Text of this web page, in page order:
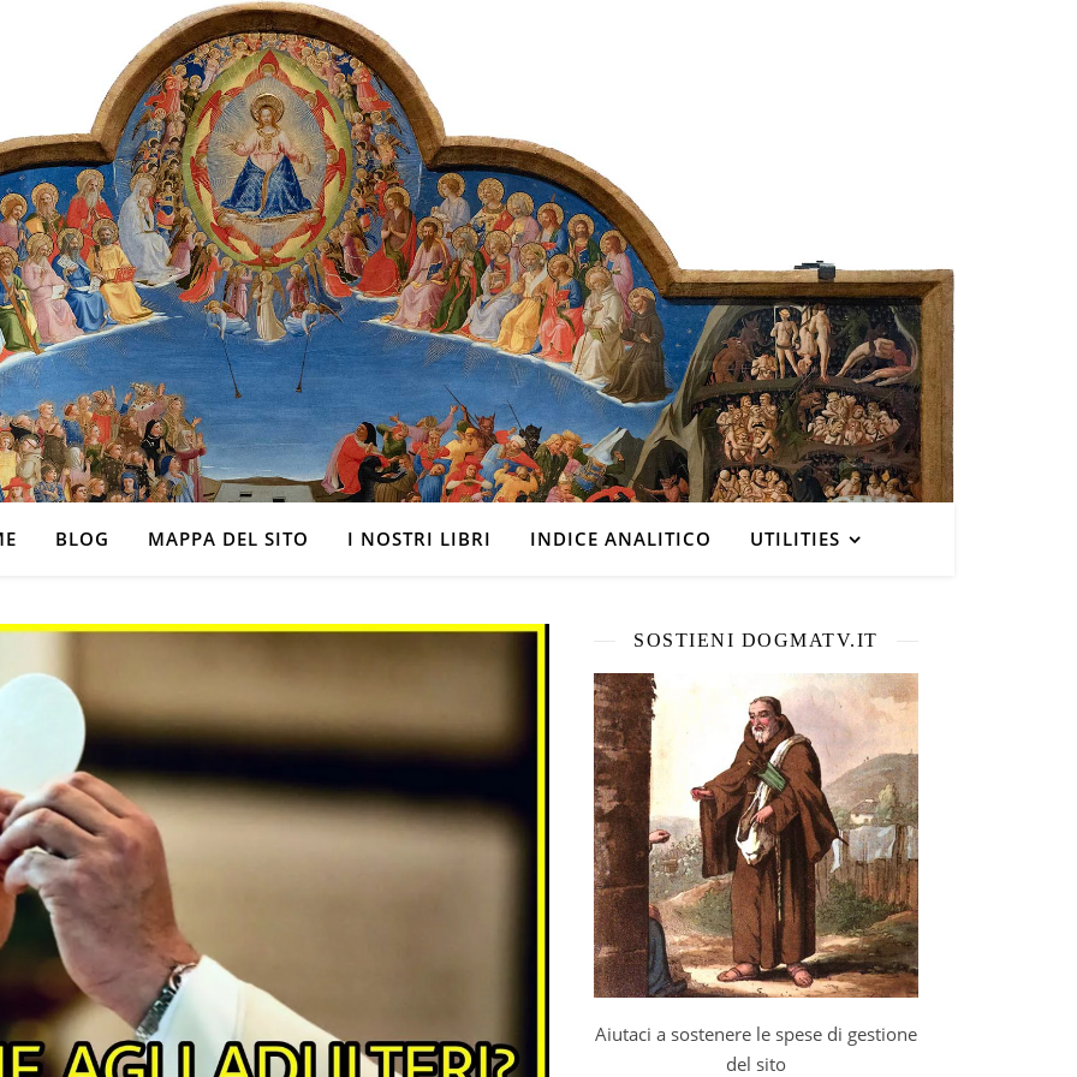
BLOG MAPPA DEL SITO I NOSTRI LIBRI INDICE ANALITICO UTILITIES
SOSTIENI DOGMATV.IT
Aiutaci a sostenere le spese di gestione
del sito